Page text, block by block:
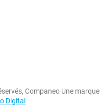
Companeo Une marque
Digital